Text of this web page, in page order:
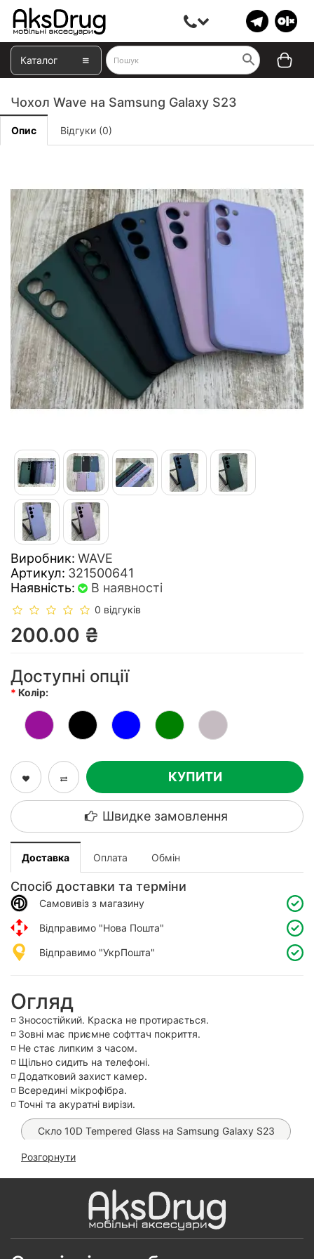
Каталог
Чохол Wave на Samsung Galaxy S23
Опис Відгуки (0)
Виробник: WAVE
Артикул: 321500641
Наявність:
В наявності
0 відгуків
200.00 ₴
Доступні опції
Колір:
КУПИТИ
Швидке замовлення
Доставка Оплата Обмін
Спосіб доставки та терміни
Самовивіз з магазину
Відправимо "Нова Пошта"
Відправимо "УкрПошта"
Огляд
◽️ Зносостійкий. Краска не протирається.
◽️ Зовні має приємне софттач покриття.
◽️ Не стає липким з часом.
◽️ Щільно сидить на телефоні.
◽️ Додатковий захист камер.
◽️ Всередині мікрофібра.
◽️ Точні та акуратні вирізи.
Скло 10D Tempered Glass на Samsung Galaxy S23
Чохол FIBRA Carbonite MagSafe на Samsung Galaxy
Захисне скло OG Purple на Samsung S22/ S23
Чохол FIBRA Carbonite MagSafe на Samsung Galaxy
Розгорнути